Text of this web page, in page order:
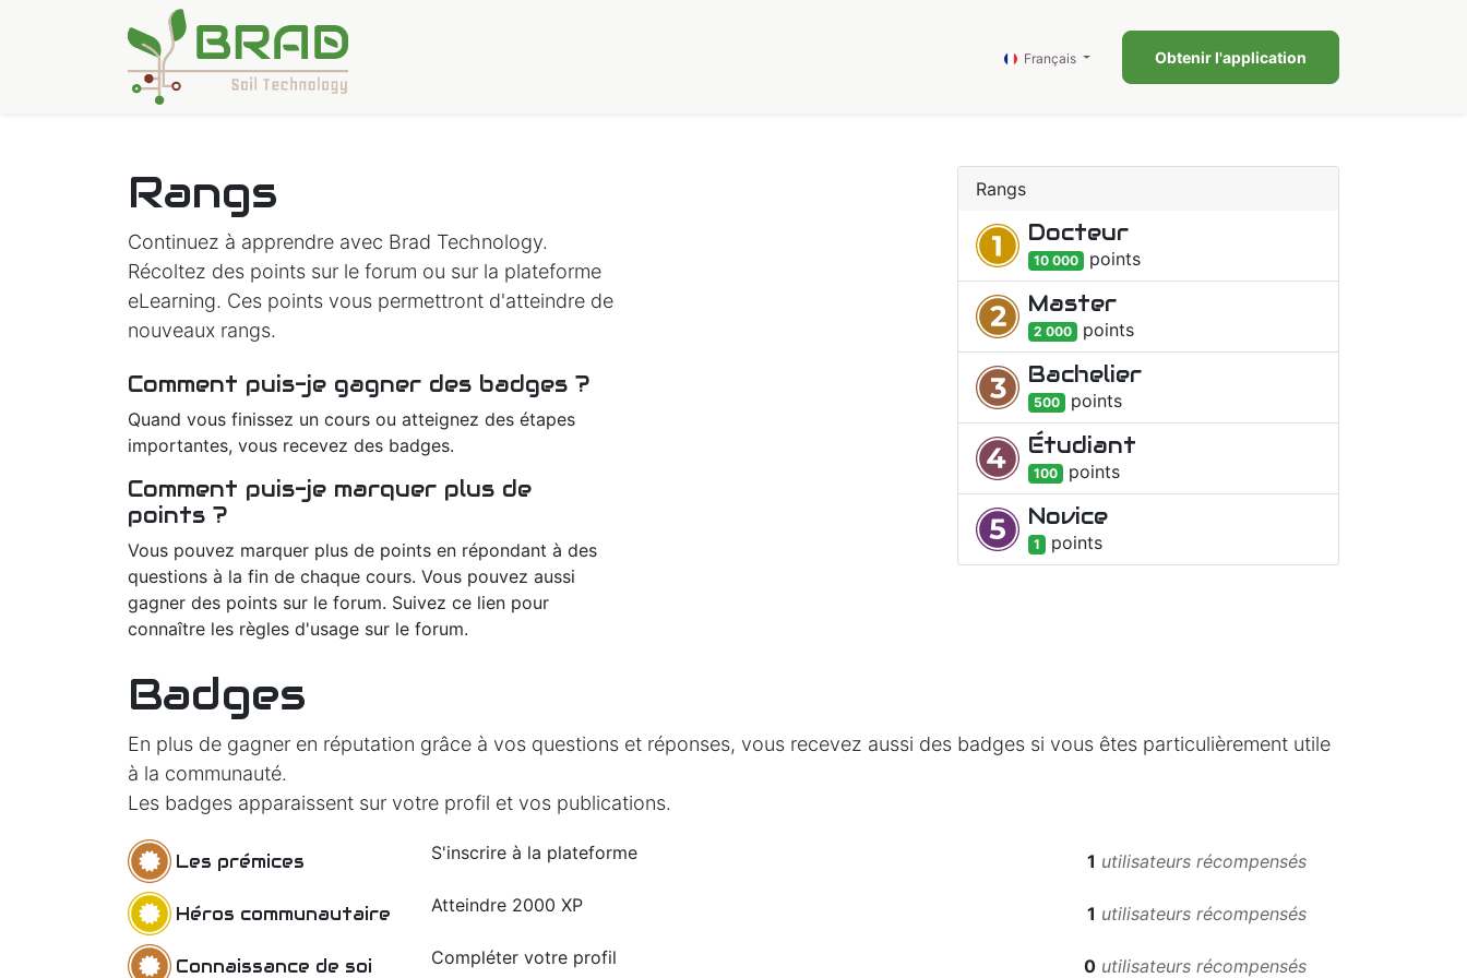
BlogFrançais Obtenir l'application
Rangs
Continuez à apprendre avec Brad Technology.
Récoltez des points sur le forum ou sur la plateforme
eLearning. Ces points vous permettront d'atteindre de
nouveaux rangs.
Comment puis-je gagner des badges ?
Quand vous finissez un cours ou atteignez des étapes
importantes, vous recevez des badges.
Comment puis-je marquer plus de
points ?
Vous pouvez marquer plus de points en répondant à des
questions à la fin de chaque cours. Vous pouvez aussi
gagner des points sur le forum. Suivez ce lien pour
connaître les règles d'usage sur le forum.
Rangs
Docteur
10 000 points
Master
2 000 points
Bachelier
500 points
Étudiant
100 points
Novice
1 points
Badges
En plus de gagner en réputation grâce à vos questions et réponses, vous recevez aussi des badges si vous êtes particulièrement utile
à la communauté.
Les badges apparaissent sur votre profil et vos publications.
Les prémices S'inscrire à la plateforme 1 utilisateurs récompensés
Héros communautaire Atteindre 2000 XP 1 utilisateurs récompensés
Connaissance de soi Compléter votre profil 0 utilisateurs récompensés